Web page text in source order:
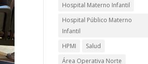
Hospital Materno Infantil
Hospital Público Materno
Infantil
HPMI
Salud
Área Operativa Norte